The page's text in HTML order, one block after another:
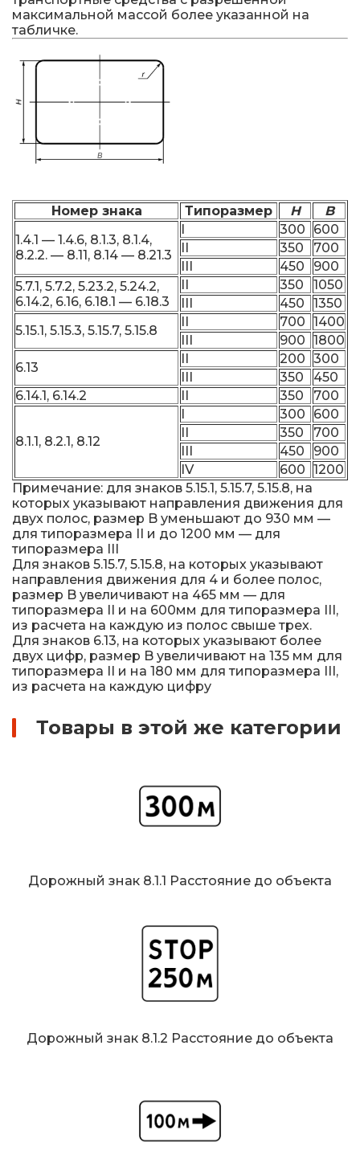
максимальной массой более указанной на
табличке.
Номер знака Типоразмер H
B
1.4.1 — 1.4.6, 8.1.3, 8.1.4,
8.2.2. — 8.11, 8.14 — 8.21.3
I 300
600
II
350
700
III
450
900
5.7.1, 5.7.2, 5.23.2, 5.24.2,
6.14.2, 6.16, 6.18.1 — 6.18.3
II 350
1050
III
450
1350
5.15.1, 5.15.3, 5.15.7, 5.15.8
II 700 1400
III
900 1800
6.13
II 200 300
III
350
450
6.14.1, 6.14.2
II 350 700
8.1.1, 8.2.1, 8.12
I 300
600
II
350
700
III
450
900
IV
600 1200
Примечание: для знаков 5.15.1, 5.15.7, 5.15.8, на
которых указывают направления движения для
двух полос, размер B уменьшают до 930 мм —
для типоразмера II и до 1200 мм — для
типоразмера III
Для знаков 5.15.7, 5.15.8, на которых указывают
направления движения для 4 и более полос,
размер B увеличивают на 465 мм — для
типоразмера II и на 600мм для типоразмера III,
из расчета на каждую из полос свыше трех.
Для знаков 6.13, на которых указывают более
двух цифр, размер B увеличивают на 135 мм для
типоразмера II и на 180 мм для типоразмера III,
из расчета на каждую цифру
Товары в этой же категории
Дорожный знак 8.1.1 Расстояние до объекта
Дорожный знак 8.1.2 Расстояние до объекта